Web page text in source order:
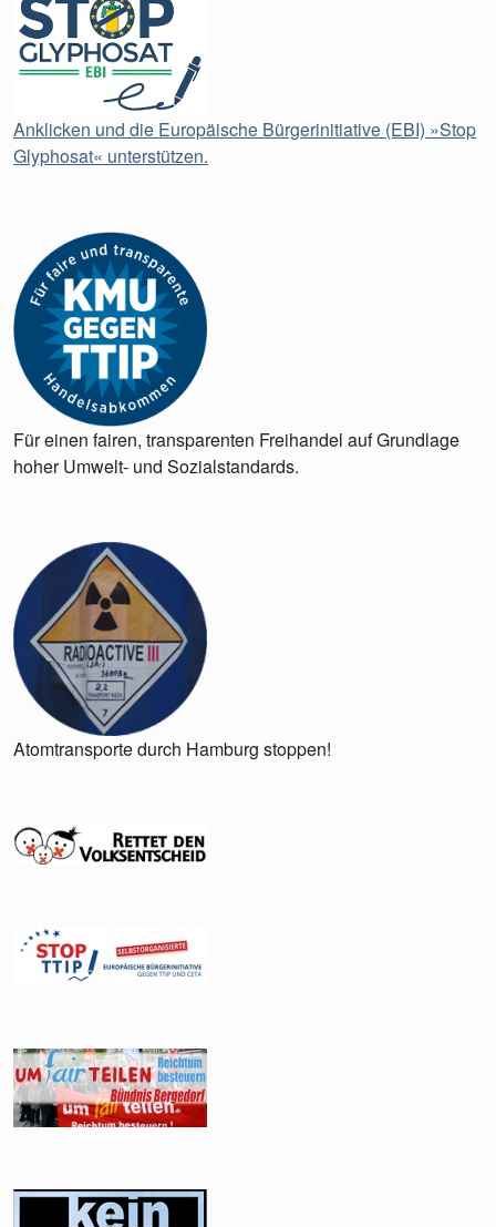
Anklicken und die Europäische Bürgerinitiative (EBI) »Stop
Glyphosat« unterstützen.
Für einen fairen, transparenten Freihandel auf Grundlage
hoher Umwelt- und Sozialstandards.
Atomtransporte durch Hamburg stoppen!